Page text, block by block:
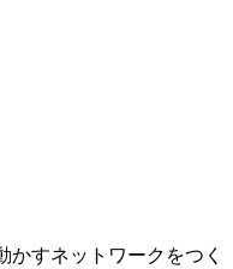
かすネットワークをつく